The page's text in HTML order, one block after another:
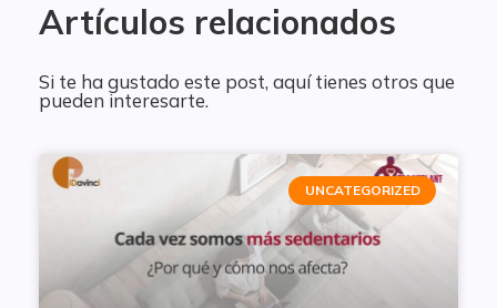
Artículos relacionados
Si te ha gustado este post, aquí tienes otros que
pueden interesarte.
UNCATEGORIZED